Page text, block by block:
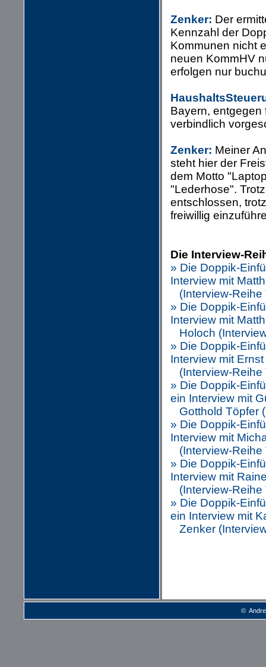
Zenker: Der
Kennzahl der
Kommunen nicht
neuen KommHV
erfolgen nur
Bayern,
verbindlich
Zenker: Meiner
steht hier der
dem Motto
"Lederhose".
entschlossen,
freiwillig
Die Interview-
» Die Doppik-
Interview mit
(Interview-Reihe
» Die Doppik-
Interview mit
Holoch
» Die Doppik-
Interview mit
(Interview-Reihe
» Die Doppik-
ein Interview mit
Gotthold Töpfer
» Die Doppik-
Interview mit
(Interview-Reihe
» Die Doppik-
Interview mit
(Interview-Reihe
» Die Doppik-
ein Interview mit
Zenker
©